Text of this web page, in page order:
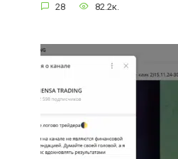
28 82.2к.